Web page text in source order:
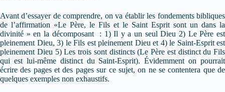
Avant d’essayer de comprendre, on va établir les fondements bibliques
de l’affirmation «Le Père, le Fils et le Saint Esprit sont un dans la
divinité » en la décomposant : 1) Il y a un seul Dieu 2) Le Père est
pleinement Dieu, 3) le Fils est pleinement Dieu et 4) le Saint-Esprit est
pleinement Dieu 5) Les trois sont distincts (Le Père est distinct du Fils
qui est lui-même distinct du Saint-Esprit). Évidemment on pourrait
écrire des pages et des pages sur ce sujet, on ne se contentera que de
quelques exemples non exhaustifs.